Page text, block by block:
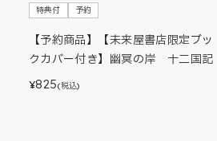
特典付 予約
【予約商品】【未来屋書店限定ブッ
クカバー付き】幽冥の岸 十二国記
¥825(税込)